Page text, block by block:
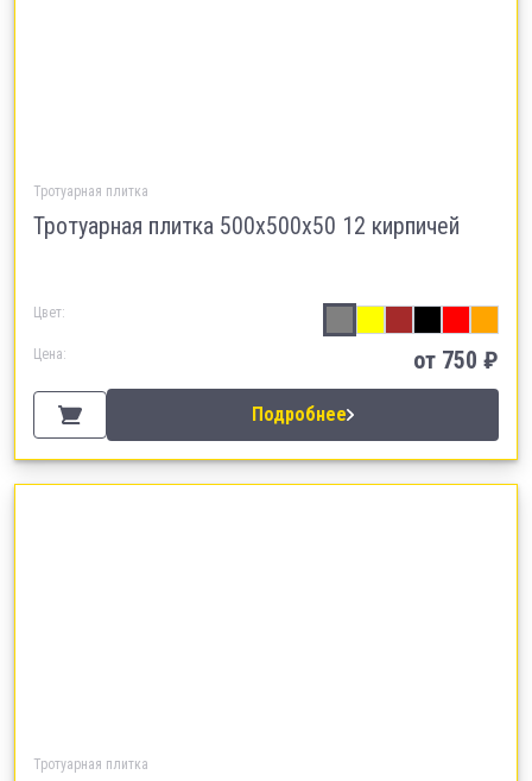
Тротуарная плитка
Тротуарная плитка 500х500х50 12 кирпичей
Цвет:
Цена: от 750 ₽
Подробнее
Тротуарная плитка